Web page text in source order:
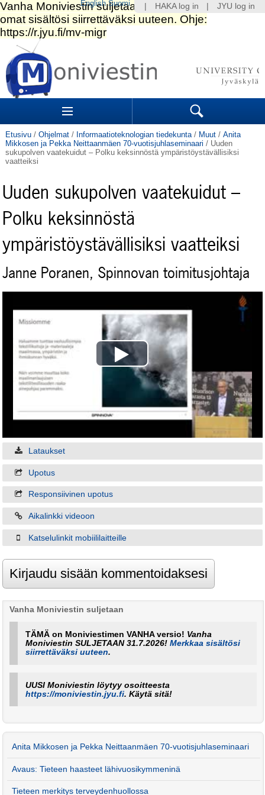
Siirry
sisältöön.
|
Siirry
navigointiin
Sections Search
Etusivu / Ohjelmat / Informaatioteknologian tiedekunta / Muut / Anita
Mikkosen ja Pekka Neittaanmäen 70-vuotisjuhlaseminaari / Uuden
sukupolven vaatekuidut – Polku keksinnöstä ympäristöystävällisiksi
vaatteiksi
Uuden sukupolven vaatekuidut –
Polku keksinnöstä
ympäristöystävällisiksi vaatteiksi
Janne Poranen, Spinnovan toimitusjohtaja
Play
Video
Lataukset
Upotus
Responsiivinen upotus
Aikalinkki videoon
Katselulinkit mobiililaitteille
Vanha Moniviestin suljetaan
TÄMÄ on Moniviestimen VANHA versio! Vanha
Moniviestin SULJETAAN 31.7.2026!Merkkaa sisältösi
siirrettäväksi uuteen.
UUSI Moniviestin löytyy osoitteesta
https://moniviestin.jyu.fi. Käytä sitä!
Anita Mikkosen ja Pekka Neittaanmäen 70-vuotisjuhlaseminaari
Avaus: Tieteen haasteet lähivuosikymmeninä
Tieteen merkitys terveydenhuollossa
HAKA log in JYU log in
English Suomi